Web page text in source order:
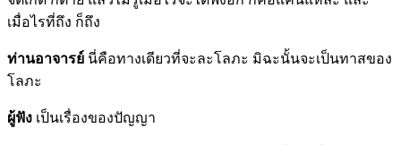
เมื่อไรที่ถึง ก็ถึง
ท่านอาจารย์ นี่คือทางเดียวที่จะละโลภะ มิฉะนั้นจะเป็นทาสของ
โลภะ
ผู้ฟัง เป็นเรื่องของปัญญา